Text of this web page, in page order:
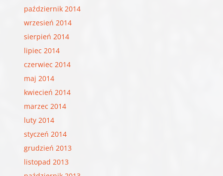
październik 2014
wrzesień 2014
sierpień 2014
lipiec 2014
czerwiec 2014
maj 2014
kwiecień 2014
marzec 2014
luty 2014
styczeń 2014
grudzień 2013
listopad 2013